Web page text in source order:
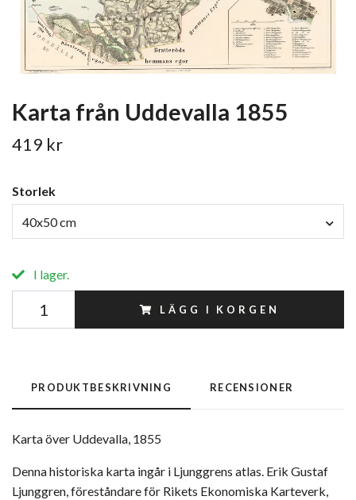
Karta från Uddevalla 1855
419 kr
Storlek
40x50 cm
I lager.
LÄGG I KORGEN
PRODUKTBESKRIVNING RECENSIONER
Karta över Uddevalla, 1855
Denna historiska karta ingår i Ljunggrens atlas. Erik Gustaf
Ljunggren, föreståndare för Rikets Ekonomiska Karteverk,